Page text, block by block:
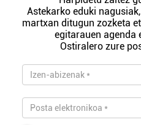
Astekarko eduki
martxan ditugun zozketa
egitarauen agenda
Ostiralero zure